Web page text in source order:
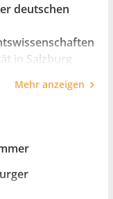
deutschen
in Salzburg
sehr gutem
Mehr anzeigen